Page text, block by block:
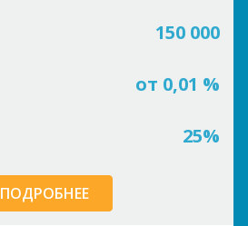
150 000
от 0,01 %
25%
ПОДРОБНЕЕ